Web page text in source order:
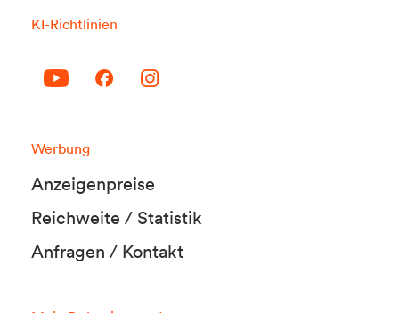
KI-Richtlinien
Werbung
Anzeigenpreise
Reichweite / Statistik
Anfragen / Kontakt